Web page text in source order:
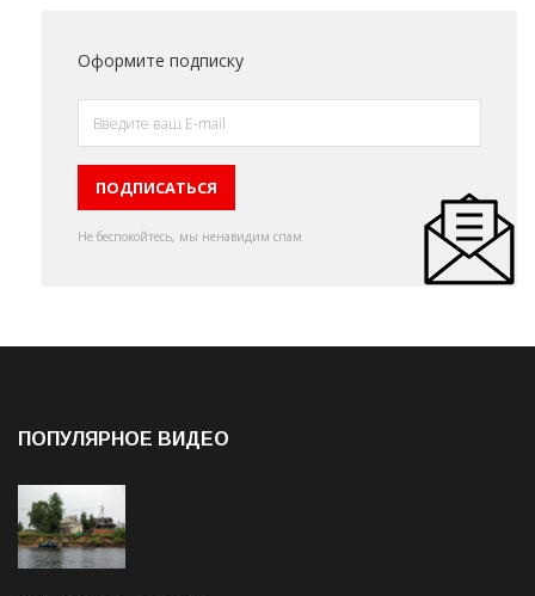
Оформите подписку
Не беспокойтесь, мы ненавидим спам
ПОПУЛЯРНОЕ ВИДЕО